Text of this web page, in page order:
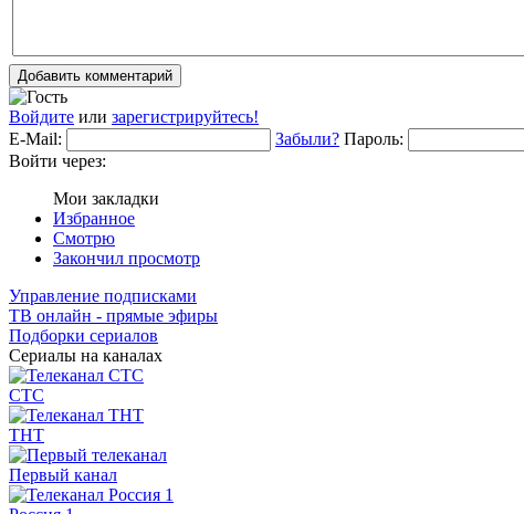
Добавить комментарий
Войдите или зарегистрируйтесь!
E-Mail:
Забыли? Пароль:
Войти через:
Мои закладки
Избранное
Смотрю
Закончил просмотр
Управление подписками
ТВ онлайн - прямые эфиры
Подборки сериалов
Сериалы на каналах
СТС
ТНТ
Первый канал